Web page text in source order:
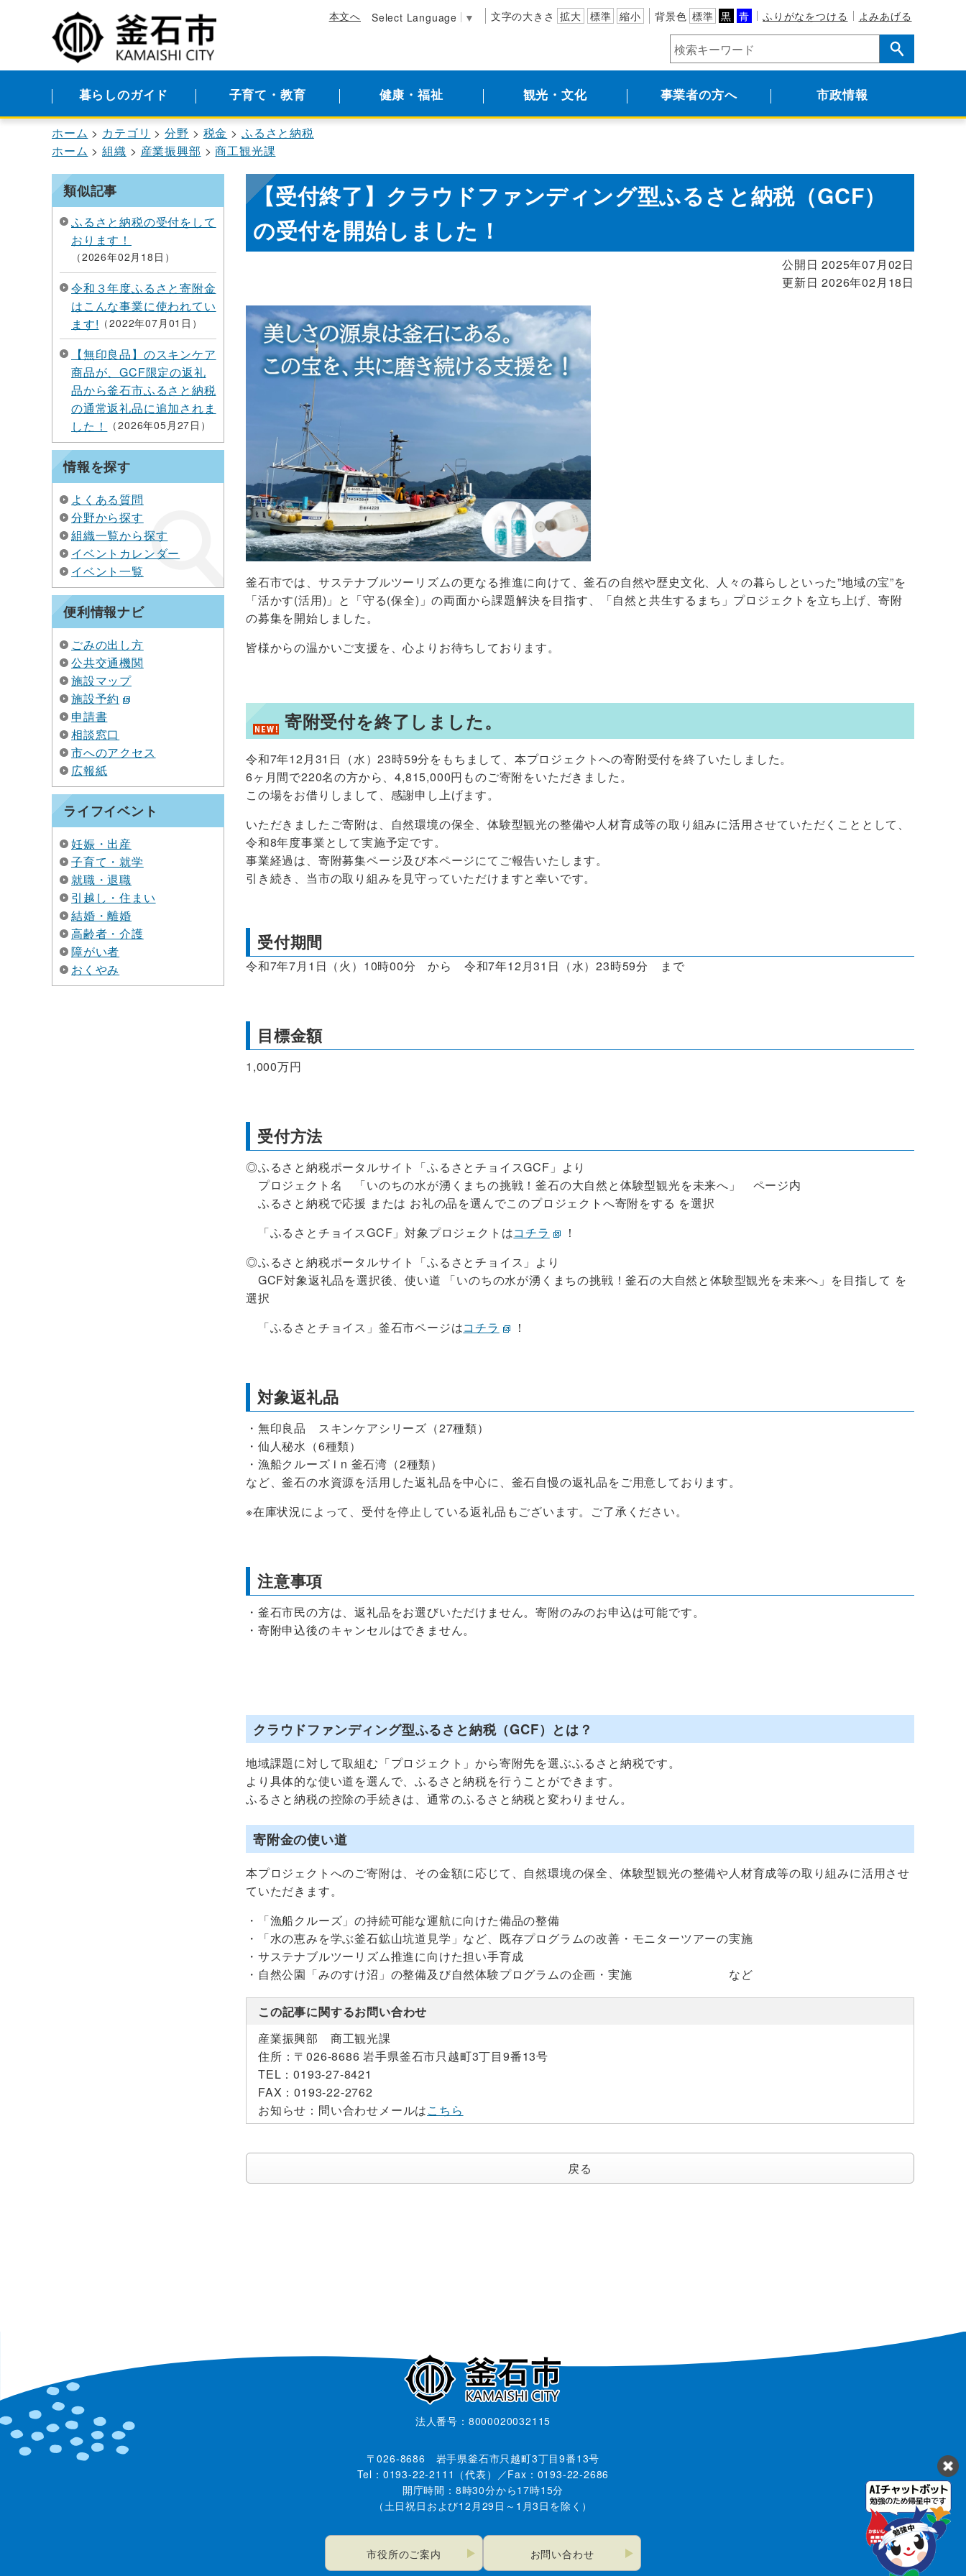
本文へ Select Language ▼ 文字の大きさ 拡大 標準 縮小 背景色 標準 黒 青 ふりがなをつける よみあげる
暮らしのガイド 子育て・教育 健康・福祉 観光・文化 事業者の方へ 市政情報
ホーム カテゴリ 分野 税金
ふるさと納税
ホーム
組織 産業振興部 商工観光課
類似記事
ふるさと納税の受付をして
おります！
2026年02月18日
令和３年度ふるさと寄附金
はこんな事業に使われてい
ます!
2022年07月01日
【無印良品】のスキンケア
商品が、GCF限定の返礼
品から釜石市ふるさと納税
の通常返礼品に追加されま
した！
2026年05月27日
情報を探す
よくある質問
分野から探す
組織一覧から探す
イベントカレンダー
イベント一覧
便利情報ナビ
ごみの出し方
公共交通機関
施設マップ
施設予約
申請書
相談窓口
市へのアクセス
広報紙
ライフイベント
妊娠・出産
子育て・就学
就職・退職
引越し・住まい
結婚・離婚
高齢者・介護
障がい者
おくやみ
【受付終了】クラウドファンディング型ふるさと納税（GCF）
の受付を開始しました！
公開日 2025年07月02日
更新日 2026年02月18日
釜石市では、サステナブルツーリズムの更なる推進に向けて、釜石の自然や歴史文化、人々の暮らしといった”地域の宝”を
「活かす(活用)」と「守る(保全)」の両面から課題解決を目指す、「自然と共生するまち」プロジェクトを立ち上げ、寄附
の募集を開始しました。
皆様からの温かいご支援を、心よりお待ちしております。
寄附受付を終了しました。
令和7年12月31日（水）23時59分をもちまして、本プロジェクトへの寄附受付を終了いたしました。
6ヶ月間で220名の方から、4,815,000円ものご寄附をいただきました。
この場をお借りしまして、感謝申し上げます。
いただきましたご寄附は、自然環境の保全、体験型観光の整備や人材育成等の取り組みに活用させていただくこととして、
令和8年度事業として実施予定です。
事業経過は、寄附募集ページ及び本ページにてご報告いたします。
引き続き、当市の取り組みを見守っていただけますと幸いです。
受付期間
令和7年7月1日（火）10時00分 から 令和7年12月31日（水）23時59分 まで
目標金額
1,000万円
受付方法
◎ふるさと納税ポータルサイト「ふるさとチョイスGCF」より
プロジェクト名 「いのちの水が湧くまちの挑戦！釜石の大自然と体験型観光を未来へ」 ページ内
ふるさと納税で応援 または お礼の品を選んでこのプロジェクトへ寄附をする を選択
「ふるさとチョイスGCF」対象プロジェクトはコチラ
！
◎ふるさと納税ポータルサイト「ふるさとチョイス」より
GCF対象返礼品を選択後、使い道
「いのちの水が湧くまちの挑戦！釜石の大自然と体験型観光を未来へ」を目指して を
選択
「ふるさとチョイス」釜石市ページはコチラ ！
対象返礼品
・無印良品 スキンケアシリーズ（27種類）
・仙人秘水（6種類）
・漁船クルーズ i n 釜石湾（2種類）
など、釜石の水資源を活用した返礼品を中心に、釜石自慢の返礼品をご用意しております。
※在庫状況によって、受付を停止している返礼品もございます。ご了承ください。
注意事項
・釜石市民の方は、返礼品をお選びいただけません。寄附のみのお申込は可能です。
・寄附申込後のキャンセルはできません。
クラウドファンディング型ふるさと納税（GCF）とは？
地域課題に対して取組む「プロジェクト」から寄附先を選ぶふるさと納税です。
より具体的な使い道を選んで、ふるさと納税を行うことができます。
ふるさと納税の控除の手続きは、通常のふるさと納税と変わりません。
寄附金の使い道
本プロジェクトへのご寄附は、その金額に応じて、自然環境の保全、体験型観光の整備や人材育成等の取り組みに活用させ
ていただきます。
・「漁船クルーズ」の持続可能な運航に向けた備品の整備
・「水の恵みを学ぶ釜石鉱山坑道見学」など、既存プログラムの改善・モニターツアーの実施
・サステナブルツーリズム推進に向けた担い手育成
・自然公園「みのすけ沼」の整備及び自然体験プログラムの企画・実施 など
この記事に関するお問い合わせ
産業振興部 商工観光課
住所： 〒026-8686 岩手県釜石市只越町3丁目9番13号
TEL：0193-27-8421
FAX：0193-22-2762
お知らせ： 問い合わせメールはこちら
戻る
法人番号：8000020032115
〒026-8686 岩手県釜石市只越町3丁目9番13号
Tel：0193-22-2111（代表）／Fax：0193-22-2686
開庁時間：8時30分から17時15分
（土日祝日および12月29日～1月3日を除く）
市役所のご案内 お問い合わせ